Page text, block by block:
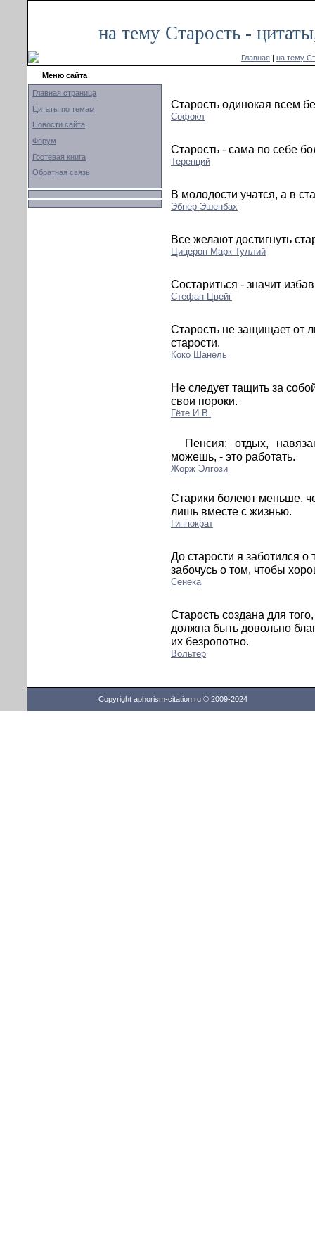
на тему Старость -
Главная | на тему
Меню сайта
Главная страница
Цитаты по темам
Новости сайта
Форум
Гостевая книга
Обратная связь
Старость одинокая всем
Софокл
Старость - сама по себе
Теренций
В молодости учатся, а в
Эбнер-Эшенбах
Все желают достигнуть
Цицерон Марк Туллий
Состариться - значит
Стефан Цвейг
Старость не защищает от
старости.
Коко Шанель
Не следует тащить за
свои пороки.
Гёте И.В.
Пенсия: отдых,
можешь, - это работать.
Жорж Элгози
Старики болеют меньше,
лишь вместе с жизнью.
Гиппократ
До старости я заботился
забочусь о том, чтобы
Сенека
Старость создана для
должна быть довольно
их безропотно.
Вольтер
Copyright aphorism-citation.ru © 2009-2024